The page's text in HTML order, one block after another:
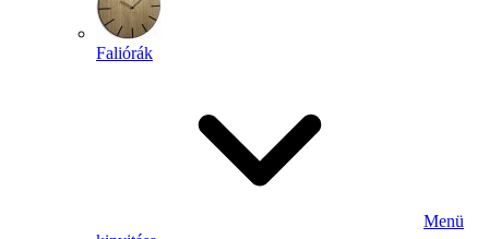
Faliórák
Menü